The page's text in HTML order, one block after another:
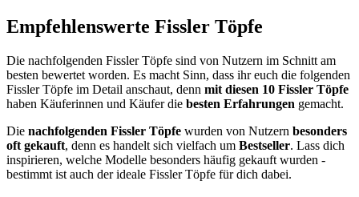
Empfehlenswerte Fissler Töpfe
Die nachfolgenden Fissler Töpfe sind von Nutzern im Schnitt am
besten bewertet worden. Es macht Sinn, dass ihr euch die folgenden
Fissler Töpfe im Detail anschaut, denn mit diesen 10 Fissler Töpfe
haben Käuferinnen und Käufer die besten Erfahrungen gemacht.
Die nachfolgenden Fissler Töpfe wurden von Nutzern besonders
oft gekauft, denn es handelt sich vielfach um Bestseller. Lass dich
inspirieren, welche Modelle besonders häufig gekauft wurden -
bestimmt ist auch der ideale Fissler Töpfe für dich dabei.